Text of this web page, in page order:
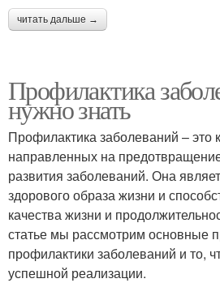
читать дальше →
Профилактика
нужно знать
Профилактика заболеваний – это
направленных на
развития заболеваний. Она
здорового образа жизни и
качества жизни и
статье мы рассмотрим основные
профилактики заболеваний и то,
успешной реализации.